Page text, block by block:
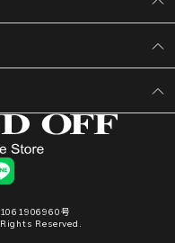
号
Reserved.